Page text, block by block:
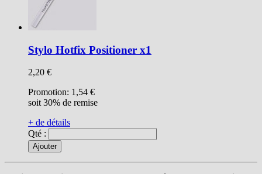
Stylo Hotfix Positioner x1
2,20 €
Promotion: 1,54 €
soit 30% de remise
+ de détails
Qté :
Ajouter